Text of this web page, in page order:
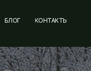
БЛОГ КОНТАКТЫ